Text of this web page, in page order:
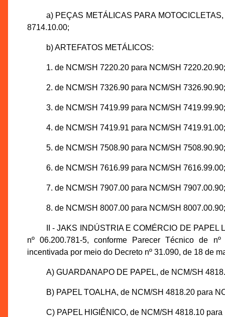
a) PEÇAS METÁLICAS PARA
8714.10.00;
b) ARTEFATOS METÁLICOS:
1. de NCM/SH 7220.20 para NCM/SH 7220.20.90;
2. de NCM/SH 7326.90 para NCM/SH 7326.90.90;
3. de NCM/SH 7419.99 para NCM/SH 7419.99.90;
4. de NCM/SH 7419.91 para NCM/SH 7419.91.00;
5. de NCM/SH 7508.90 para NCM/SH 7508.90.90;
6. de NCM/SH 7616.99 para NCM/SH 7616.99.00;
7. de NCM/SH 7907.00 para NCM/SH 7907.00.90;
8. de NCM/SH 8007.00 para NCM/SH 8007.00.90;
II - JAKS INDÚSTRIA E COMÉRCIO DE
nº 06.200.781-5, conforme Parecer Técnico de
incentivada por meio do Decreto nº 31.090, de 18 de
A) GUARDANAPO DE PAPEL, de NCM/SH
B) PAPEL TOALHA, de NCM/SH 4818.20 para
C) PAPEL HIGIÊNICO, de NCM/SH 4818.10